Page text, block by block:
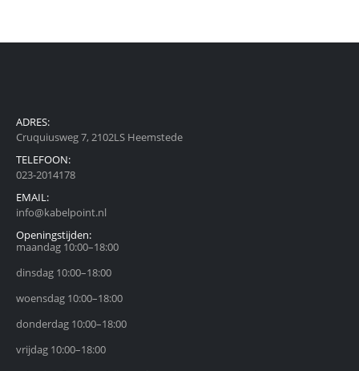
ADRES:
Cruquiusweg 7, 2102LS Heemstede
TELEFOON:
023-2014178
EMAIL:
info@kabelpoint.nl
Openingstijden:
maandag 10:00–18:00
dinsdag 10:00–18:00
woensdag 10:00–18:00
donderdag 10:00–18:00
vrijdag 10:00–18:00